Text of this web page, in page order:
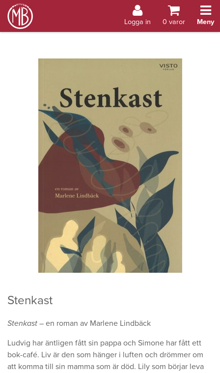
Åland
Logga in 0 varor Meny
Stenkast
Stenkast – en roman av Marlene Lindbäck
Ludvig har äntligen fått sin pappa och Simone har fått ett
bok-café. Liv är den som hänger i luften och drömmer om
att komma till sin mamma som är död. Lily som börjar leva